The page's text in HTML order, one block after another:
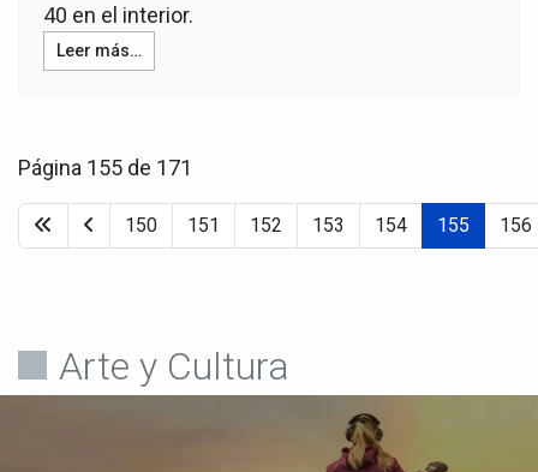
40 en el interior.
Leer más…
Página 155 de 171
150 151 152 153 154 155 156
Arte y Cultura